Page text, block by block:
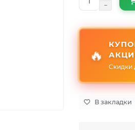
🔥
Скидки
В закладки